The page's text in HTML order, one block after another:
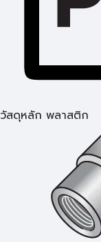
วัสดุหลัก พลาสติก